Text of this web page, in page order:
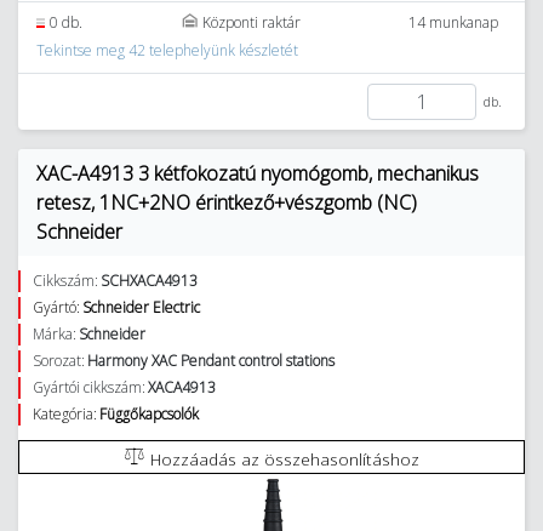
0 db. Központi raktár
14 munkanap
Tekintse meg 42 telephelyünk készletét
db.
XAC-A4913 3 kétfokozatú nyomógomb, mechanikus
retesz, 1NC+2NO érintkező+vészgomb (NC)
Schneider
Cikkszám: SCHXACA4913
Gyártó: Schneider Electric
Márka: Schneider
Sorozat: Harmony XAC Pendant control stations
Gyártói cikkszám:XACA4913
Kategória: Függőkapcsolók
Hozzáadás az összehasonlításhoz